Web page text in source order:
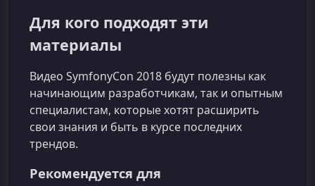
Для кого подходят эти
материалы
Видео SymfonyCon 2018 будут полезны как
начинающим разработчикам, так и опытным
специалистам, которые хотят расширить
свои знания и быть в курсе последних
трендов.
Рекомендуется для